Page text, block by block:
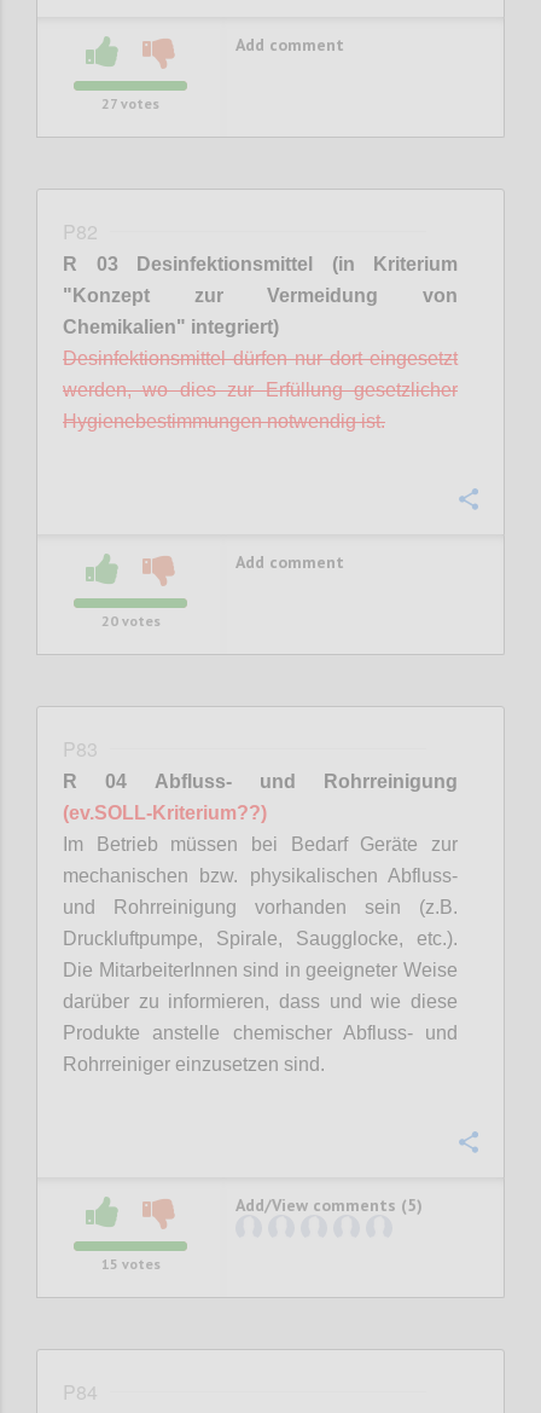
27 votes
Add comment
P82
R 03 Desinfektionsmittel (in Kriterium
"Konzept zur Vermeidung von
Chemikalien" integriert)
Desinfektionsmittel dürfen nur dort eingesetzt
werden, wo dies zur Erfüllung gesetzlicher
Hygienebestimmungen notwendig ist.
20votes
Add comment
P83
R 04 Abfluss- und Rohrreinigung
(ev.SOLL-Kriterium??)
Im Betrieb müssen bei Bedarf Geräte zur
mechanischen bzw. physikalischen Abfluss-
und Rohrreinigung vorhanden sein (z.B.
Druckluftpumpe, Spirale, Saugglocke, etc.).
Die MitarbeiterInnen sind in geeigneter Weise
darüber zu informieren, dass und wie diese
Produkte anstelle chemischer Abfluss- und
Rohrreiniger einzusetzen sind.
15 votes
Add/View comments (5)
P84